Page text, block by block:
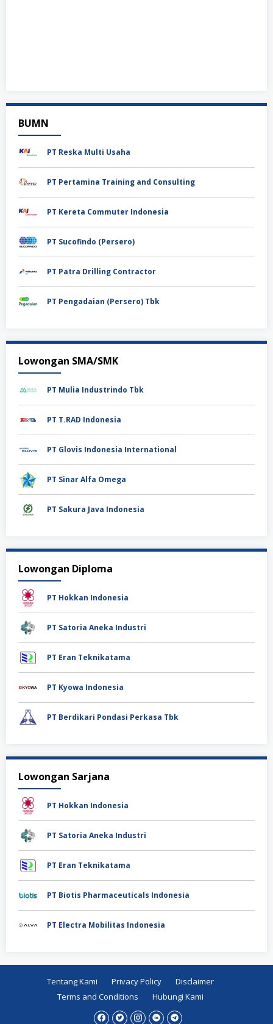
BUMN
PT Reska Multi Usaha
PT Pertamina Training and Consulting
PT Kereta Commuter Indonesia
PT Sucofindo (Persero)
PT Patra Drilling Contractor
PT Pengadaian (Persero) Tbk
Lowongan SMA/SMK
PT Mulia Industrindo Tbk
PT T.RAD Indonesia
PT Glovis Indonesia International
PT Sinar Alfa Omega
PT Sakura Java Indonesia
Lowongan Diploma
PT Hokkan Indonesia
PT Satoria Aneka Industri
PT Eran Teknikatama
PT Kyowa Indonesia
PT Berdikari Pondasi Perkasa Tbk
Lowongan Sarjana
PT Hokkan Indonesia
PT Satoria Aneka Industri
PT Eran Teknikatama
PT Biotis Pharmaceuticals Indonesia
PT Electra Mobilitas Indonesia
Tentang Kami Privacy Policy
Disclaimer
Terms and Conditions
Hubungi Kami